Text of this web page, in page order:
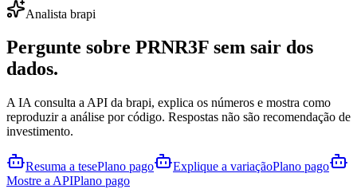
Analista brapi
Pergunte sobre PRNR3F sem sair dos
dados.
A IA consulta a API da brapi, explica os números e mostra como
reproduzir a análise por código. Respostas não são recomendação de
investimento.
Resuma a tesePlano pago Explique a variaçãoPlano pago
Mostre a APIPlano pago